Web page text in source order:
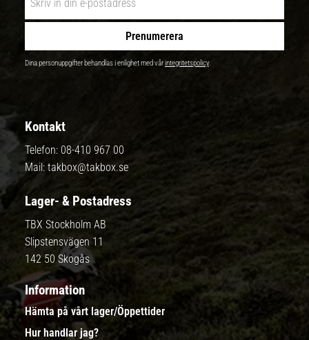
Prenumerera
Dina personuppgifter behandlas i enlighet med vårintegritetspolicy.
Kontakt
Telefon: 08-410 967 00
Mail: takbox@takbox.se
Lager- & Postadress
TBX Stockholm AB
Slipstensvägen 11
142 50 Skogås
Information
Hämta på vårt lager/Öppettider
Hur handlar jag?